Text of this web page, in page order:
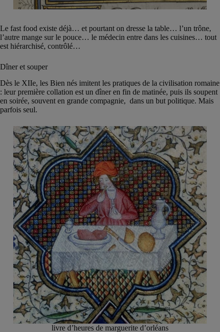
Le fast food existe déjà… et pourtant on dresse la table… l’un trône,
l’autre mange sur le pouce… le médecin entre dans les cuisines… tout
est hiérarchisé, contrôlé…
Dîner et souper
Dès le XIIe, les Bien nés imitent les pratiques de la civilisation romaine
: leur première collation est un dîner en fin de matinée, puis ils soupent
en soirée, souvent en grande compagnie, dans un but politique. Mais
parfois seul.
livre d’heures de marguerite d’orléans